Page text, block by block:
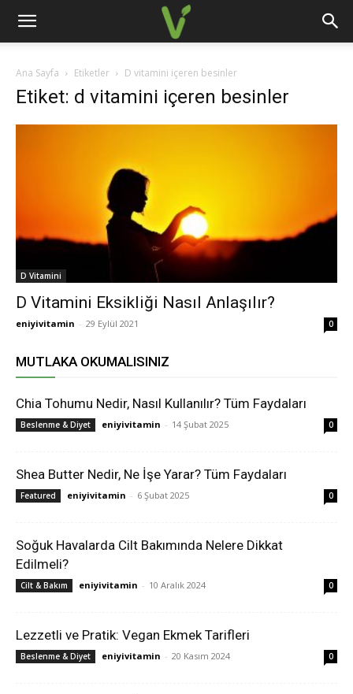
Ana Sayfa Etiketler D vitamini içeren besinler
Etiket: d vitamini içeren besinler
D Vitamini
D Vitamini Eksikliği Nasıl Anlaşılır?
eniyivitamin - 29 Eylül 2021 0
MUTLAKA OKUMALISINIZ
Chia Tohumu Nedir, Nasıl Kullanılır? Tüm Faydaları
Beslenme & Diyet eniyivitamin - 14 Şubat 2025 0
Shea Butter Nedir, Ne İşe Yarar? Tüm Faydaları
Featured eniyivitamin - 6 Şubat 2025 0
Soğuk Havalarda Cilt Bakımında Nelere Dikkat
Edilmeli?
Cilt & Bakım eniyivitamin - 10 Aralık 2024 0
Lezzetli ve Pratik: Vegan Ekmek Tarifleri
Beslenme & Diyet eniyivitamin - 20 Kasım 2024 0